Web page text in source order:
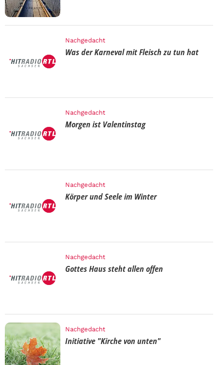
Nachgedacht
Was der Karneval mit Fleisch zu tun hat
Nachgedacht
Morgen ist Valentinstag
Nachgedacht
Körper und Seele im Winter
Nachgedacht
Gottes Haus steht allen offen
Nachgedacht
Initiative "Kirche von unten"